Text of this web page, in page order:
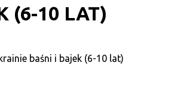
Kategoria
—
(6-10 LAT)